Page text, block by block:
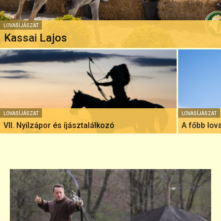
LOVASÍJÁSZAT
Kassai Lajos
LOVASÍJÁSZAT
VII. Nyílzápor és íjásztalálkozó
LOVASÍJÁSZAT
A főbb